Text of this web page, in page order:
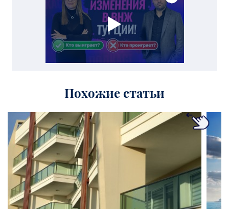
Похожие статьи